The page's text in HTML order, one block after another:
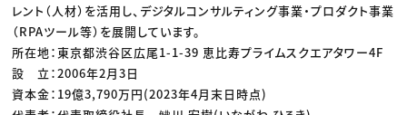
レント（人材）を活用し、デジタルコンサルティング事業・プロダクト事業
（RPAツール等）を展開しています。
所在地：東京都渋谷区広尾1-1-39 恵比寿プライムスクエアタワー4F
設 立：2006年2月3日
資本金：19億3,790万円(2023年4月末日時点)